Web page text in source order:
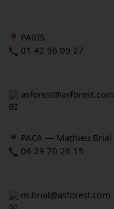
PARIS
01 42 96 09 27
asforest@asforest.com
PACA — Mathieu Brial
06 29 70 26 15
m.brial@asforest.com